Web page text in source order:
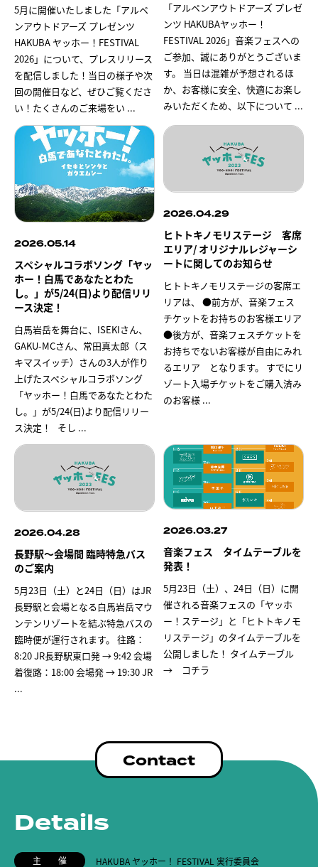
5月に開催いたしました「アルペ
ンアウトドアーズ プレゼンツ
HAKUBA ヤッホー！FESTIVAL
2026」について、プレスリリース
を配信しました！当日の様子や次
回の開催日など、ぜひご覧くださ
い！たくさんのご来場をい ...
「アルペンアウトドアーズ プレゼ
ンツ HAKUBAヤッホー！
FESTIVAL 2026」音楽フェスへの
ご参加、誠にありがとうございま
す。 当日は混雑が予想されるほ
か、お客様に安全、快適にお楽し
みいただくため、以下について ...
2026.05.14
スペシャルコラボソング「ヤッ
ホー！白馬であなたとわた
し。」が5/24(日)より配信リリ
ース決定！
白馬岩岳を舞台に、ISEKIさん、
GAKU-MCさん、常田真太郎（ス
キマスイッチ）さんの3人が作り
上げたスペシャルコラボソング
「ヤッホー！白馬であなたとわた
し。」が5/24(日)より配信リリー
ス決定！ そし ...
2026.04.29
ヒトトキノモリステージ 客席
エリア/ オリジナルレジャーシ
ートに関してのお知らせ
ヒトトキノモリステージの客席エ
リアは、 ●前方が、音楽フェス
チケットをお持ちのお客様エリア
●後方が、音楽フェスチケットを
お持ちでないお客様が自由にみれ
るエリア となります。 すでにリ
ゾート入場チケットをご購入済み
のお客様 ...
2026.04.28
長野駅～会場間 臨時特急バス
のご案内
5月23日（土）と24日（日）はJR
長野駅と会場となる白馬岩岳マウ
ンテンリゾートを結ぶ特急バスの
臨時便が運行されます。 往路：
8:20 JR長野駅東口発 → 9:42 会場
着復路：18:00 会場発 → 19:30 JR
...
2026.03.27
音楽フェス タイムテーブルを
発表！
5月23日（土）、24日（日）に開
催される音楽フェスの「ヤッホ
ー！ステージ」と「ヒトトキノモ
リステージ」のタイムテーブルを
公開しました！ タイムテーブル
→ コチラ
Contact
Details
主 催 HAKUBA ヤッホー！ FESTIVAL 実行委員会